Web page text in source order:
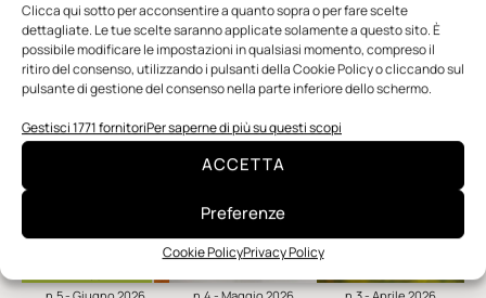
Clicca qui sotto per acconsentire a quanto sopra o per fare scelte
dettagliate. Le tue scelte saranno applicate solamente a questo sito. È
possibile modificare le impostazioni in qualsiasi momento, compreso il
ritiro del consenso, utilizzando i pulsanti della Cookie Policy o cliccando sul
pulsante di gestione del consenso nella parte inferiore dello schermo.
Gestisci 1771 fornitoriPer saperne di più su questi scopi
ACCETTA
Preferenze
Cookie PolicyPrivacy Policy
SFOGLIA LA RIVISTA